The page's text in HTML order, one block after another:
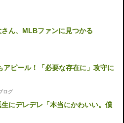
ん、MLBファンに見つかる
アピール！「必要な存在に」攻守に
ログ
にデレデレ「本当にかわいい。僕